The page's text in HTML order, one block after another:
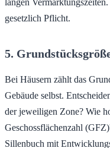
gesetzlich Pflicht.
5.
Bei Häusern zählt das
Gebäude selbst.
der jeweiligen Zone? Wie
Geschossflächenzahl
Sillenbuch mit